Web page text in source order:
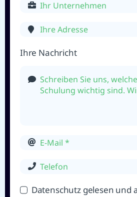
Ihre Nachricht
Datenschutz gelesen und